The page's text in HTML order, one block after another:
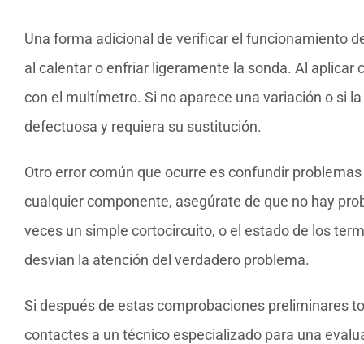
Una forma adicional de verificar el funcionamiento
al calentar o enfriar ligeramente la sonda. Al
con el multímetro. Si no aparece una variación o si
defectuosa y requiera su sustitución.
Otro error común que ocurre es confundir
cualquier componente, asegúrate de que no hay
veces un simple cortocircuito, o el estado de los
desvian la atención del verdadero problema.
Si después de estas comprobaciones preliminares
contactes a un técnico especializado para una